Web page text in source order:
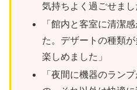
気持ちよく過ごせまし
「館内と客室に清潔
た。デザートの種類
楽しめました」
「夜間に機器のラン